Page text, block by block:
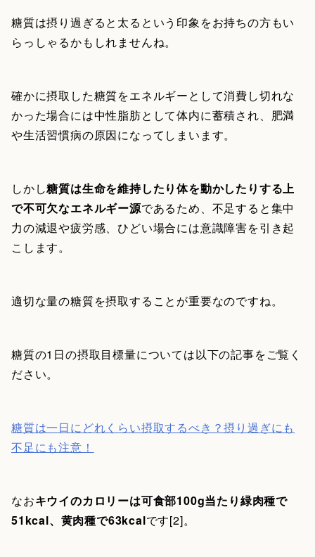
糖質は摂り過ぎると太るという印象をお持ちの方もい
らっしゃるかもしれませんね。
確かに摂取した糖質をエネルギーとして消費し切れな
かった場合には中性脂肪として体内に蓄積され、肥満
や生活習慣病の原因になってしまいます。
しかし糖質は生命を維持したり体を動かしたりする上
で不可欠なエネルギー源であるため、不足すると集中
力の減退や疲労感、ひどい場合には意識障害を引き起
こします。
適切な量の糖質を摂取することが重要なのですね。
糖質の1日の摂取目標量については以下の記事をご覧く
ださい。
糖質は一日にどれくらい摂取するべき？摂り過ぎにも
不足にも注意！
なおキウイのカロリーは可食部100g当たり緑肉種で
51kcal、黄肉種で63kcalです[2]。